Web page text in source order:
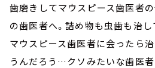
歯磨きしてマウスピース歯医者
の歯医者へ。詰め物も虫歯も治
マウスピース歯医者に会ったら
うんだろう…クソみたいな歯医